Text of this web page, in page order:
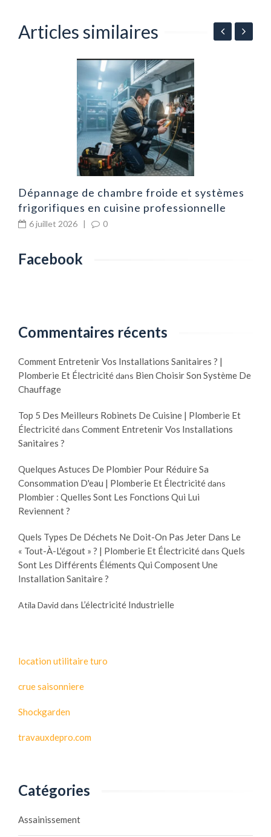
Articles similaires
Dépannage de chambre froide et systèmes
frigorifiques en cuisine professionnelle
6 juillet 2026 | 0
Facebook
Commentaires récents
Comment Entretenir Vos Installations Sanitaires ? |
Plomberie Et Électricitédans Bien Choisir Son Système De
Chauffage
Top 5 Des Meilleurs Robinets De Cuisine | Plomberie Et
Électricitédans Comment Entretenir Vos Installations
Sanitaires ?
Quelques Astuces De Plombier Pour Réduire Sa
Consommation D'eau | Plomberie Et Électricitédans
Plombier : Quelles Sont Les Fonctions Qui Lui
Reviennent ?
Quels Types De Déchets Ne Doit-On Pas Jeter Dans Le
« Tout-À-L'égout » ? | Plomberie Et Électricitédans Quels
Sont Les Différents Éléments Qui Composent Une
Installation Sanitaire ?
Atila David dans L’électricité Industrielle
location utilitaire turo
crue saisonniere
Shockgarden
travauxdepro.com
Catégories
Assainissement